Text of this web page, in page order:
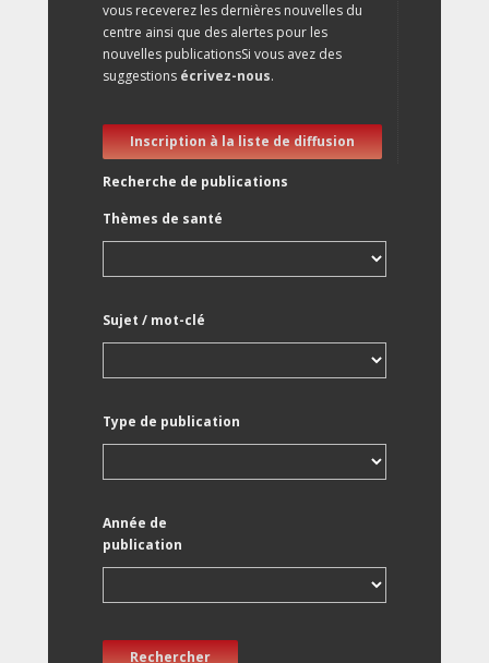
vous receverez les dernières nouvelles du
centre ainsi que des alertes pour les
nouvelles publicationsSi vous avez des
suggestions écrivez-nous.
Inscription à la liste de diffusion
Recherche de publications
Thèmes de santé
Sujet / mot-clé
Type de publication
Année de
publication
Rechercher